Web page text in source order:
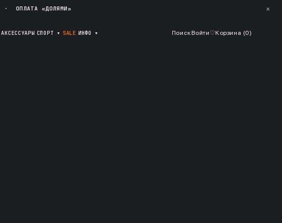
· ОПЛАТА «ДОЛЯМИ» ✕
АКСЕССУАРЫ СПОРТ ▾ SALE ИНФО ▾ ПоискВойти ♡Корзина (0)